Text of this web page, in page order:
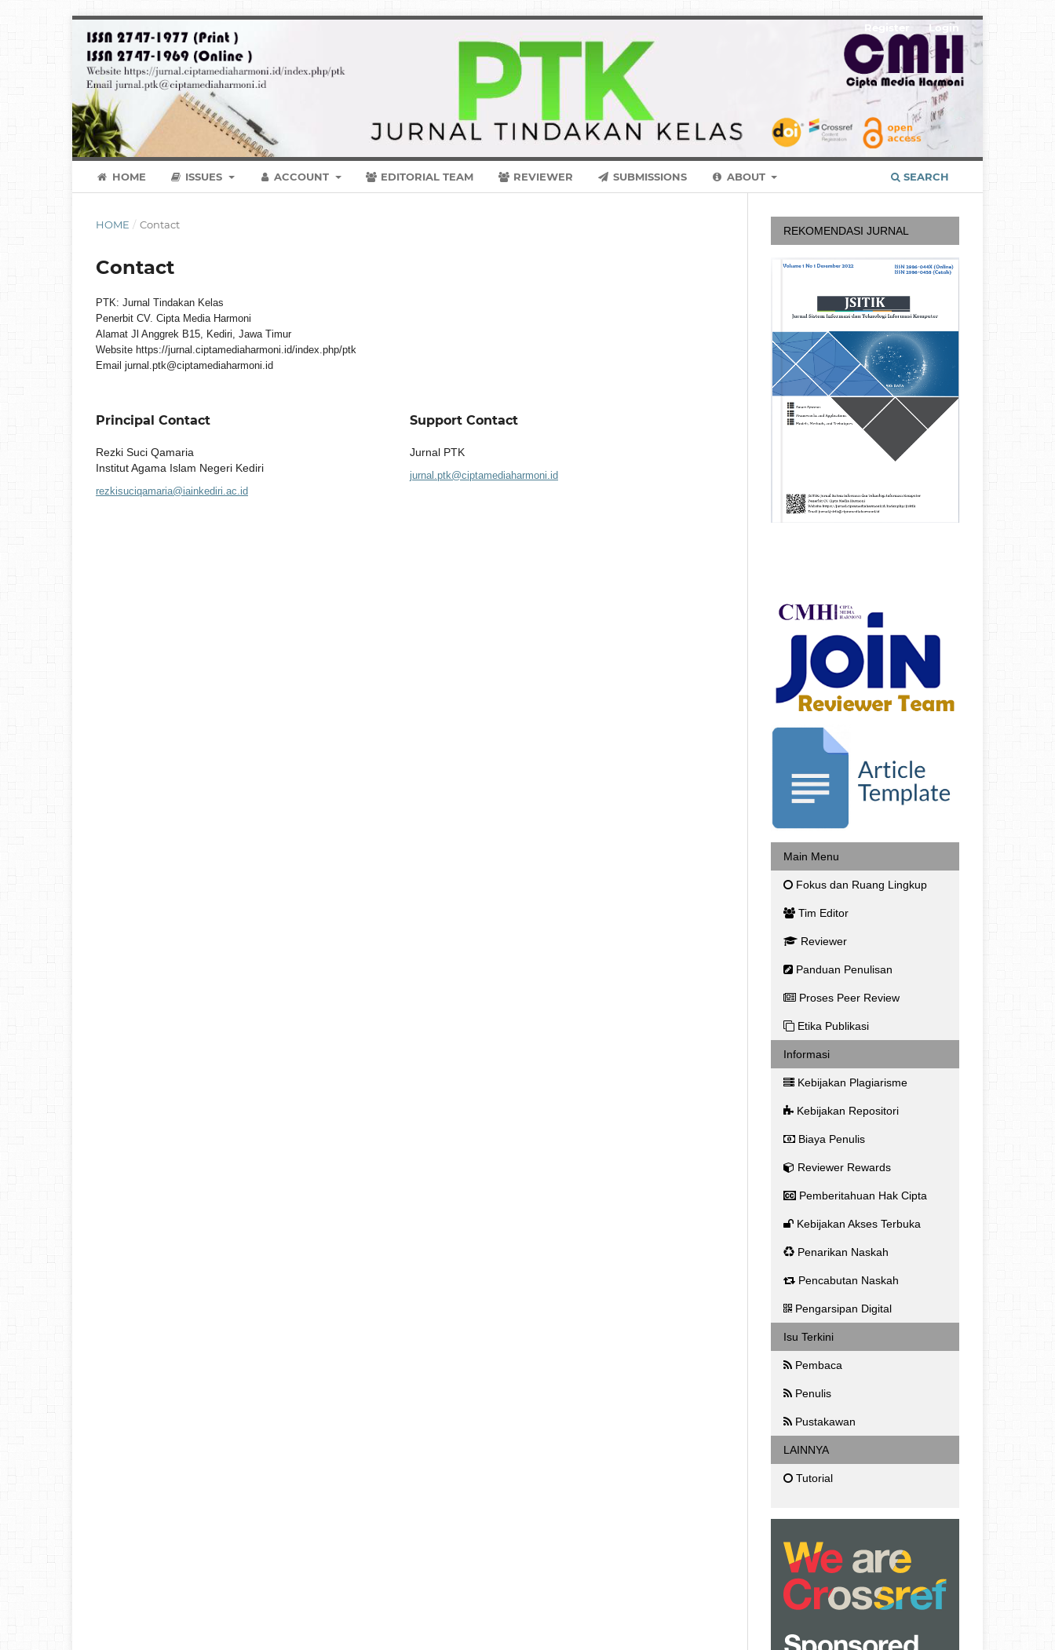
HOME ISSUES ACCOUNT EDITORIAL TEAM REVIEWER SUBMISSIONS ABOUT SEARCH
Register Login
HOME / Contact
Contact
PTK: Jurnal Tindakan Kelas
Penerbit CV. Cipta Media Harmoni
Alamat Jl Anggrek B15, Kediri, Jawa Timur
Website https://jurnal.ciptamediaharmoni.id/index.php/ptk
Email jurnal.ptk@ciptamediaharmoni.id
Principal Contact
Rezki Suci Qamaria
Institut Agama Islam Negeri Kediri
rezkisuciqamaria@iainkediri.ac.id
Support Contact
Jurnal PTK
jurnal.ptk@ciptamediaharmoni.id
REKOMENDASI JURNAL
Main Menu
Fokus dan Ruang Lingkup
Tim Editor
Reviewer
Panduan Penulisan
Proses Peer Review
Etika Publikasi
Informasi
Kebijakan Plagiarisme
Kebijakan Repositori
Biaya Penulis
Reviewer Rewards
Pemberitahuan Hak Cipta
Kebijakan Akses Terbuka
Penarikan Naskah
Pencabutan Naskah
Pengarsipan Digital
Isu Terkini
Pembaca
Penulis
Pustakawan
LAINNYA
Tutorial